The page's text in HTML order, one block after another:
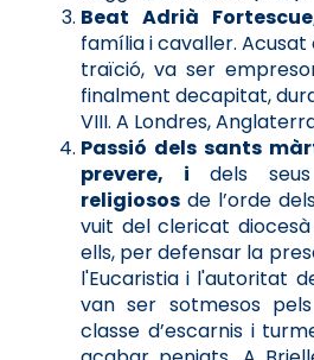
Beat Adrià
família i cavaller.
traïció, va ser
finalment decapitat,
VIII. A Londres,
Passió dels sants
prevere, i dels
religiosos de l’orde
vuit del clericat
ells, per defensar la
l'Eucaristia i l'autoritat
van ser sotmesos
classe d’escarnis i